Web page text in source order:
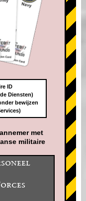
ID
Diensten)
bewijzen
met
militaire